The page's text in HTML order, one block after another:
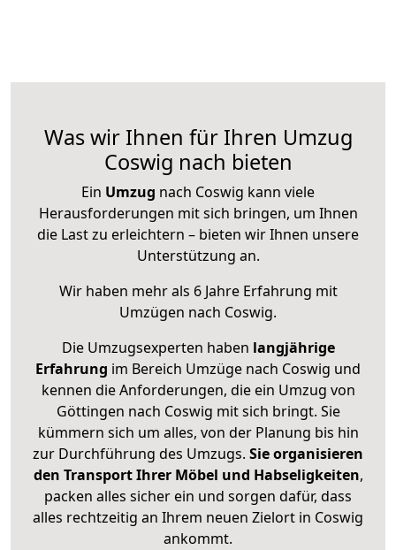
Was wir Ihnen für Ihren Umzug
Coswig nach bieten
Ein Umzug nach Coswig kann viele
Herausforderungen mit sich bringen, um Ihnen
die Last zu erleichtern – bieten wir Ihnen unsere
Unterstützung an.
Wir haben mehr als 6 Jahre Erfahrung mit
Umzügen nach Coswig.
Die Umzugsexperten haben langjährige
Erfahrung im Bereich Umzüge nach Coswig und
kennen die Anforderungen, die ein Umzug von
Göttingen nach Coswig mit sich bringt. Sie
kümmern sich um alles, von der Planung bis hin
zur Durchführung des Umzugs. Sie organisieren
den Transport Ihrer Möbel und Habseligkeiten,
packen alles sicher ein und sorgen dafür, dass
alles rechtzeitig an Ihrem neuen Zielort in Coswig
ankommt.